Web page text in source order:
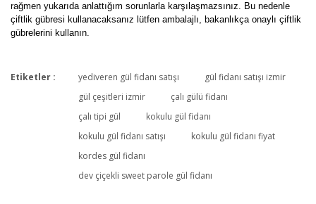
rağmen yukarıda anlattığım sorunlarla karşılaşmazsınız. Bu nedenle
çiftlik gübresi kullanacaksanız lütfen ambalajlı, bakanlıkça onaylı çiftlik
gübrelerini kullanın.
Yaklaşık 15 cm
Bahçemdeki en büyük gül, kokusu çok yoğun, gülleri hemen
geçmiyor uzun süre kalıyor çok beğeniyorum
Etiketler : yediveren gül fidanı satışı
gül fidanı satışı izmir
gül çeşitleri izmir
çalı gülü fidanı
çalı tipi gül
kokulu gül fidanı
kokulu gül fidanı satışı
kokulu gül fidanı fiyat
kordes gül fidanı
dev çiçekli sweet parole gül fidanı